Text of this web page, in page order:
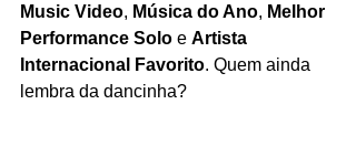
Music Video, Música do Ano, Melhor
Performance Solo e Artista
Internacional Favorito. Quem ainda
lembra da dancinha?